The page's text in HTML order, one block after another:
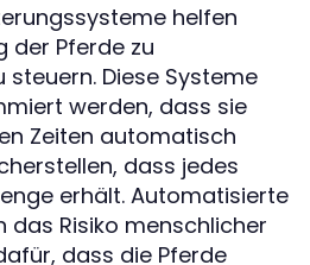
helfen
der Pferde zu
Diese Systeme
werden, dass sie
Zeiten automatisch
dass jedes
erhält. Automatisierte
das Risiko menschlicher
dass die Pferde